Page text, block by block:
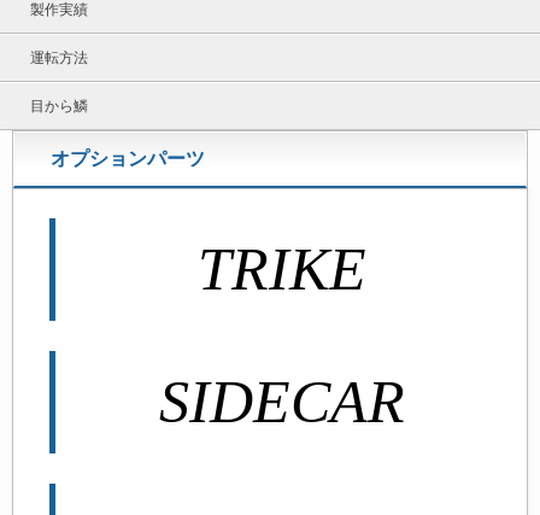
製作実績
運転方法
目から鱗
オプションパーツ
TRIKE
SIDECAR